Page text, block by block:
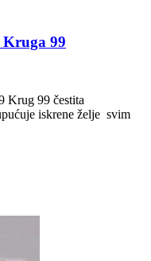
Kruga 99
Krug 99 čestita
iskrene želje svim